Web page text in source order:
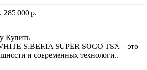
285 000 р.
Купить
SIBERIA SUPER SOCO TSX – это
и современных технологи..